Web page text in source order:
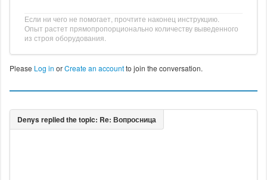
Если ни чего не помогает, прочтите наконец инструкцию.
Опыт растет прямопропорционально количеству выведенного
из строя оборудования.
Please Log in orCreate an accountto join the conversation.